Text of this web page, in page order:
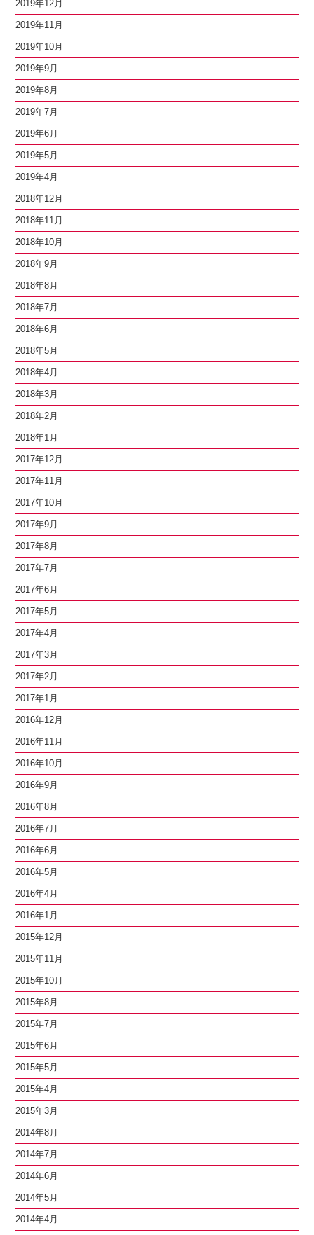
2019年12月
2019年11月
2019年10月
2019年9月
2019年8月
2019年7月
2019年6月
2019年5月
2019年4月
2018年12月
2018年11月
2018年10月
2018年9月
2018年8月
2018年7月
2018年6月
2018年5月
2018年4月
2018年3月
2018年2月
2018年1月
2017年12月
2017年11月
2017年10月
2017年9月
2017年8月
2017年7月
2017年6月
2017年5月
2017年4月
2017年3月
2017年2月
2017年1月
2016年12月
2016年11月
2016年10月
2016年9月
2016年8月
2016年7月
2016年6月
2016年5月
2016年4月
2016年1月
2015年12月
2015年11月
2015年10月
2015年8月
2015年7月
2015年6月
2015年5月
2015年4月
2015年3月
2014年8月
2014年7月
2014年6月
2014年5月
2014年4月